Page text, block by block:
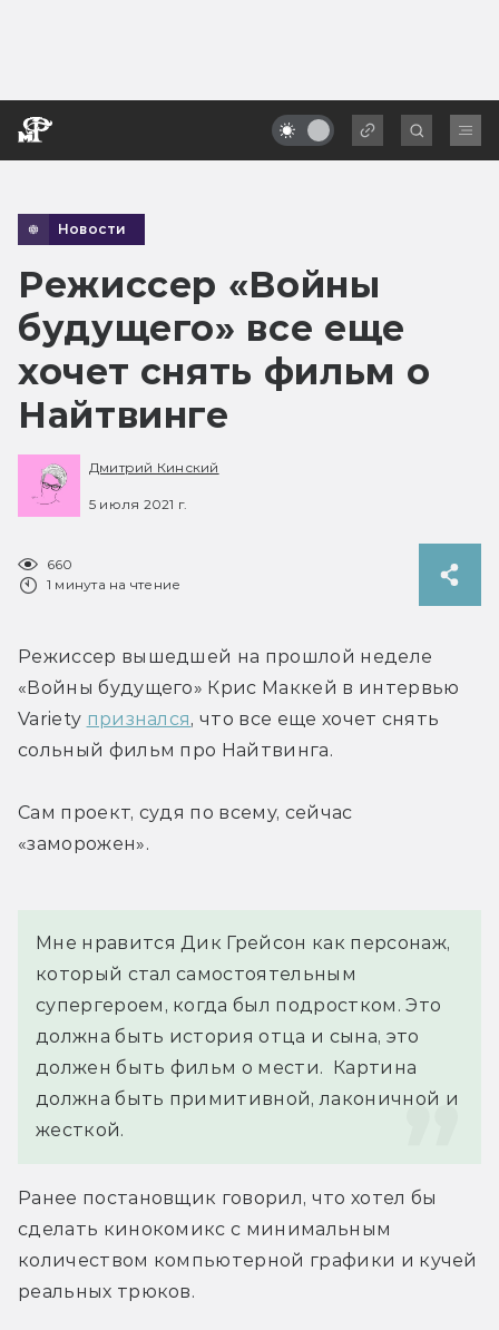
Новости
Режиссер «Войны
будущего» все еще
хочет снять фильм о
Найтвинге
Дмитрий Кинский
5 июля 2021 г.
660
1 минута на чтение
Режиссер вышедшей на прошлой неделе
«Войны будущего» Крис Маккей в интервью
Variety признался, что все еще хочет снять
сольный фильм про Найтвинга.
Сам проект, судя по всему, сейчас
«заморожен».
Мне нравится Дик Грейсон как персонаж,
который стал самостоятельным
супергероем, когда был подростком. Это
должна быть история отца и сына, это
должен быть фильм о мести.  Картина
должна быть примитивной, лаконичной и
жесткой.
Ранее постановщик говорил, что хотел бы
сделать кинокомикс с минимальным
количеством компьютерной графики и кучей
реальных трюков.